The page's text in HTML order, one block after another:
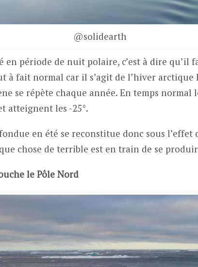
@solidearth
en période de nuit polaire, c’est à dire qu’il
à fait normal car il s’agit de l’hiver arctique
se répète chaque année. En temps normal
atteignent les -25°.
en été se reconstitue donc sous l’effet
chose de terrible est en train de se
le Pôle Nord